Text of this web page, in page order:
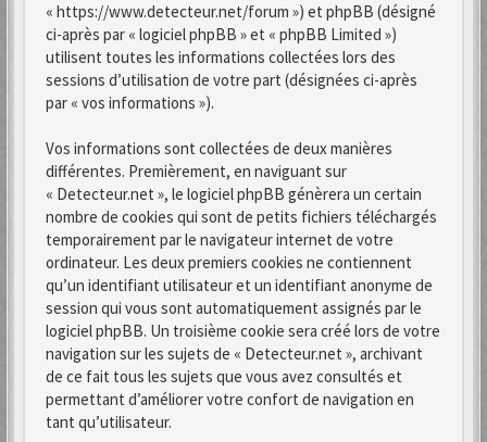
« https://www.detecteur.net/forum ») et phpBB (désigné
ci-après par « logiciel phpBB » et « phpBB Limited »)
utilisent toutes les informations collectées lors des
sessions d’utilisation de votre part (désignées ci-après
par « vos informations »).
Vos informations sont collectées de deux manières
différentes. Premièrement, en naviguant sur
« Detecteur.net », le logiciel phpBB génèrera un certain
nombre de cookies qui sont de petits fichiers téléchargés
temporairement par le navigateur internet de votre
ordinateur. Les deux premiers cookies ne contiennent
qu’un identifiant utilisateur et un identifiant anonyme de
session qui vous sont automatiquement assignés par le
logiciel phpBB. Un troisième cookie sera créé lors de votre
navigation sur les sujets de « Detecteur.net », archivant
de ce fait tous les sujets que vous avez consultés et
permettant d’améliorer votre confort de navigation en
tant qu’utilisateur.